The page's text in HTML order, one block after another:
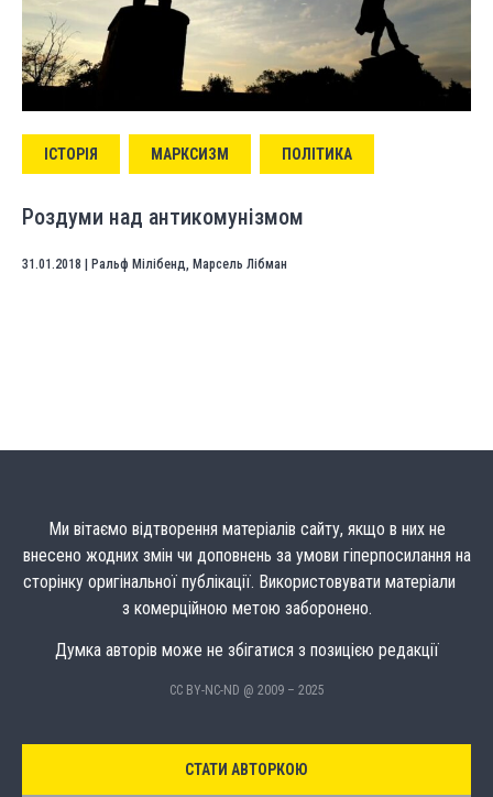
ІСТОРІЯ МАРКСИЗМ ПОЛІТИКА
Роздуми над антикомунізмом
31.01.2018 Ральф Мілібенд, Марсель Лібман
Ми вітаємо відтворення матеріалів сайту, якщо в них не
внесено жодних змін чи доповнень за умови гіперпосилання на
сторінку оригінальної публікації. Використовувати матеріали
з комерційною метою заборонено.
Думка авторів може не збігатися з позицією редакції
CC BY-NC-ND @ 2009 – 2025
СТАТИ АВТОРКОЮ